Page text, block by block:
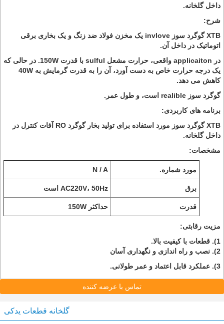
داخل گلخانه.
شرح:
XTB گوگرد سوز invlove یک مخزن فولاد ضد زنگ و یک بخاری برقی
اتوماتیک در داخل آن.
در applicaiton واقعی، حرارت مشعل sulful با قدرت 150W. در حالی که
یک درجه حرارت خاص به دست آورد، آن را به قدرت گرمایش به 40W
کاهش می دهد.
گوگرد سوز realible است، و طول عمر.
برنامه های کاربردی:
XTB گوگرد سوز مورد استفاده برای تولید بخار گوگرد RO آفات کنترل در
داخل گلخانه.
مشخصات:
مورد شماره. N / A
برق AC220V، 50Hz است
قدرت حداکثر 150W
مزیت رقابتی:
1). قطعات با کیفیت بالا.
2). نصب و راه اندازی و نگهداری آسان
3). عملکرد قابل اعتماد و عمر طولانی.
تماس با عرضه کننده
گلخانه قطعات یدکی